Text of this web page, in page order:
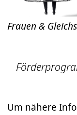
Frauen &
Um nähere